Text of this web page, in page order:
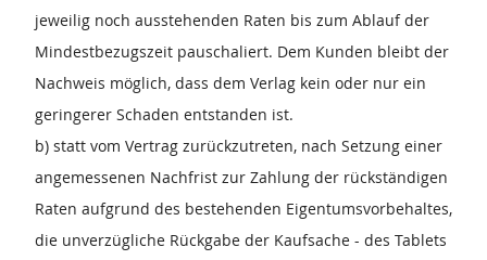
jeweilig noch ausstehenden Raten bis zum Ablauf der
Mindestbezugszeit pauschaliert. Dem Kunden bleibt der
Nachweis möglich, dass dem Verlag kein oder nur ein
geringerer Schaden entstanden ist.
b) statt vom Vertrag zurückzutreten, nach Setzung einer
angemessenen Nachfrist zur Zahlung der rückständigen
Raten aufgrund des bestehenden Eigentumsvorbehaltes,
die unverzügliche Rückgabe der Kaufsache - des Tablets